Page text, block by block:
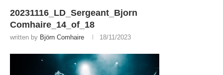
20231116_LD_Sergeant_Bjorn
Comhaire_14_of_18
written by Björn Comhaire 18/11/2023